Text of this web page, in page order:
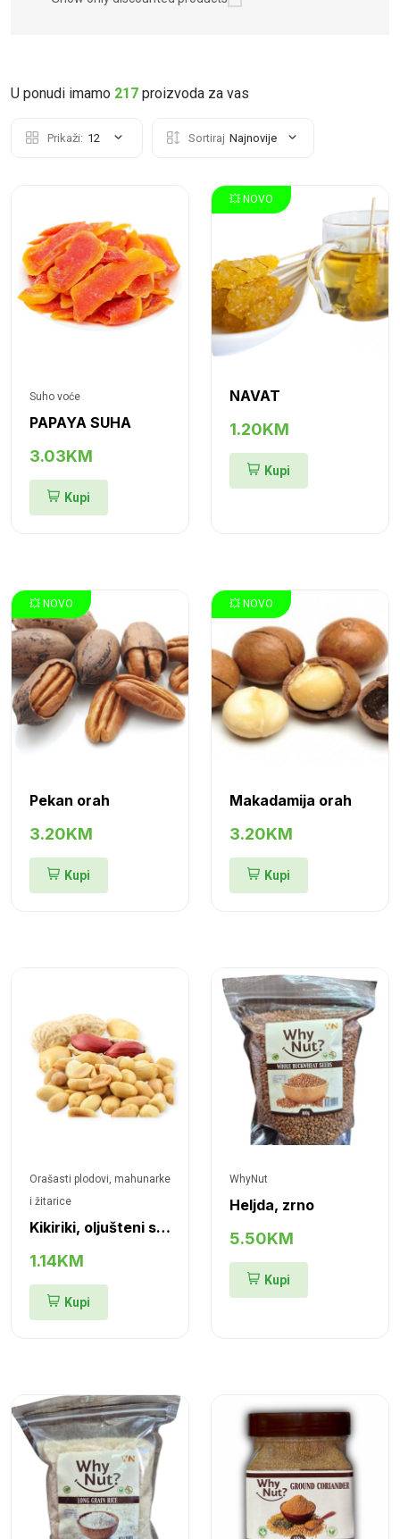
U ponudi imamo 217 proizvoda za vas
Prikaži: 12 Sortiraj Najnovije
Suho voće
PAPAYA SUHA
3.03KM
Kupi
💥 NOVO
NAVAT
1.20KM
Kupi
💥 NOVO
Pekan orah
3.20KM
Kupi
💥 NOVO
Makadamija orah
3.20KM
Kupi
Orašasti plodovi, mahunarke
i žitarice
Kikiriki, oljušteni slani
1.14KM
Kupi
WhyNut
Heljda, zrno
5.50KM
Kupi